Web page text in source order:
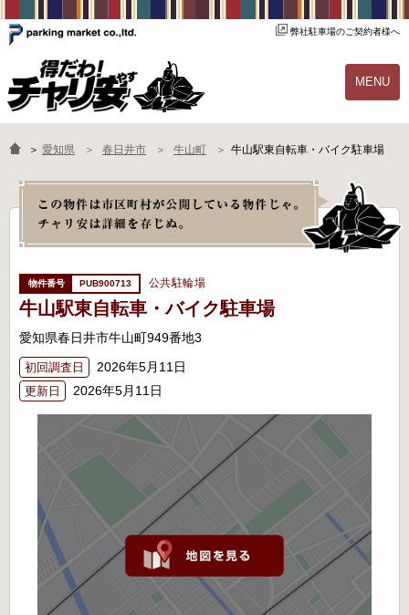
弊社駐車場のご契約者様へ
MENU
物件一覧 ご契約の流れ
よくあるご質問 駐輪場オーナー様へ
＞ 愛知県 春日井市 牛山町 牛山駅東自転車・バイク駐車場
PUB900713 公共駐輪場
牛山駅東自転車・バイク駐車場
愛知県春日井市牛山町949番地3
初回調査日 2026年5月11日
更新日 2026年5月11日